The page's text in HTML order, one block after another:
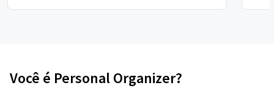
Você é Personal Organizer?